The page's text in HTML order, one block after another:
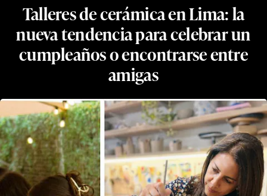
Talleres de cerámica en Lima: la
nueva tendencia para celebrar un
cumpleaños o encontrarse entre
amigas